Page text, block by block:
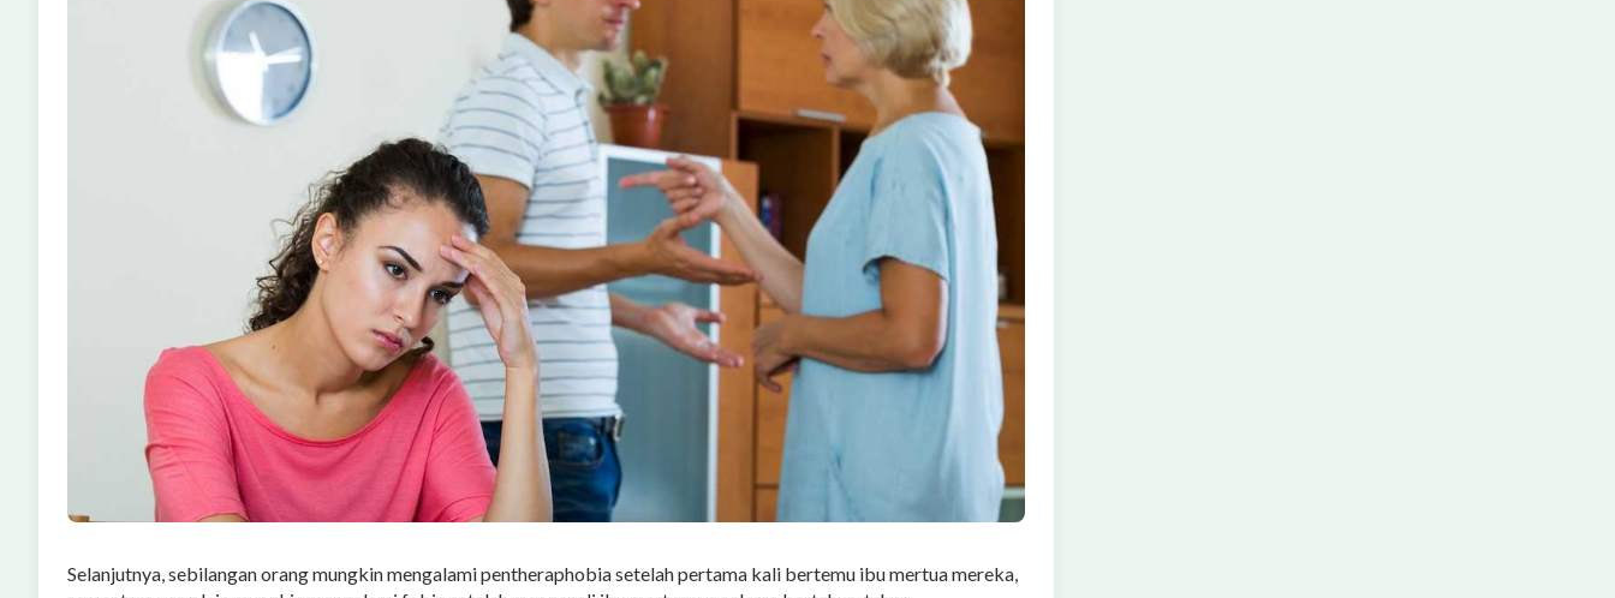
Selanjutnya, sebilangan orang mungkin mengalami pentheraphobia setelah pertama kali bertemu ibu mertua mereka,